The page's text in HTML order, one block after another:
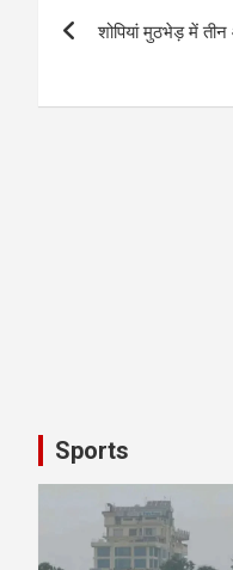
navigation
शोपियां मुठभेड़ में
Sports